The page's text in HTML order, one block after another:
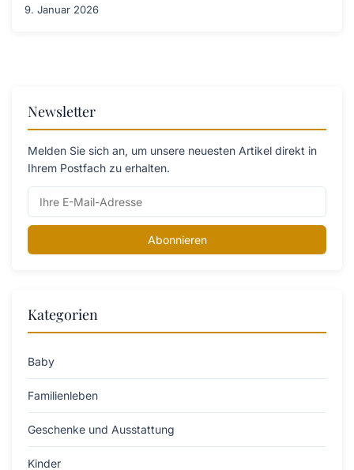
9. Januar 2026
Newsletter
Melden Sie sich an, um unsere neuesten Artikel direkt in
Ihrem Postfach zu erhalten.
Abonnieren
Kategorien
Baby
Familienleben
Geschenke und Ausstattung
Kinder